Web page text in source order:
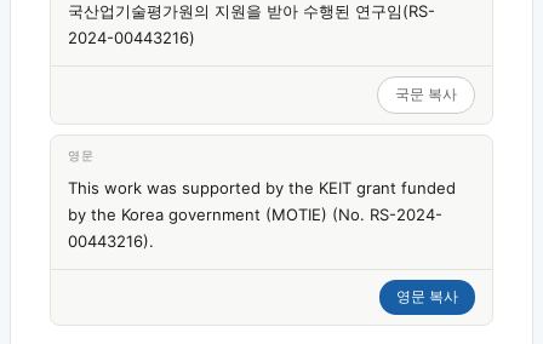
국산업기술평가원의 지원을 받아 수행된 연구임(RS-
2024-00443216)
국문 복사
영문
This work was supported by the KEIT grant funded
by the Korea government (MOTIE) (No. RS-2024-
00443216).
영문 복사